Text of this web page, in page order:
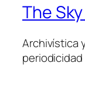
The
Archivística